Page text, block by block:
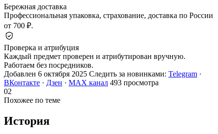
Бережная доставка
Профессиональная упаковка, страхование, доставка по России
от 700 ₽.
Проверка и атрибуция
Каждый предмет проверен и атрибутирован вручную.
Работаем без посредников.
Добавлен 6 октября 2025 Следить за новинками: Telegram ·
ВКонтакте · Дзен · MAX канал 493 просмотра
02
Похожее по теме
История